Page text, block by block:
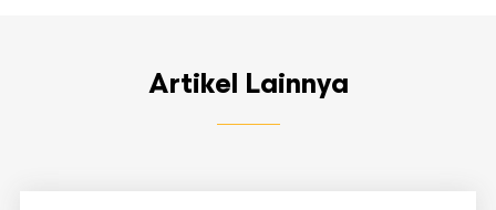
Artikel Lainnya